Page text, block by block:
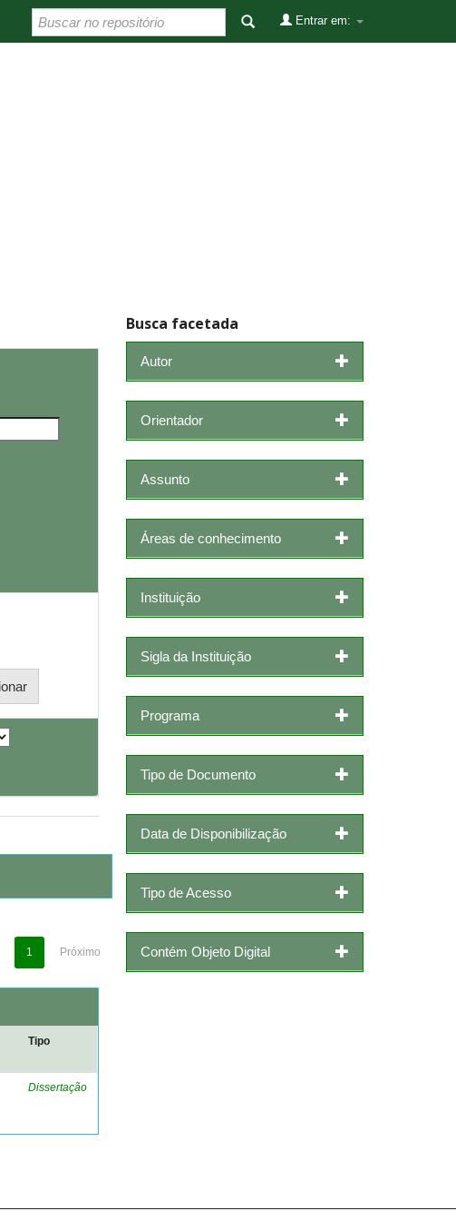
Entrar em:
1 Próximo
Tipo
Dissertação
Busca facetada
Autor
Orientador
Assunto
Áreas de conhecimento
Instituição
Sigla da Instituição
Programa
Tipo de Documento
Data de Disponibilização
Tipo de Acesso
Contém Objeto Digital